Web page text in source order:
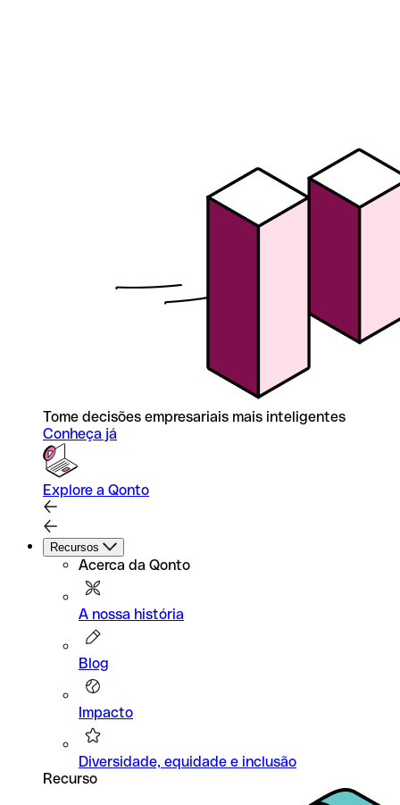
Tome decisões empresariais mais inteligentes
Conheça já
Explore a Qonto
Recursos
Acerca da Qonto
A nossa história
Blog
Impacto
Diversidade, equidade e inclusão
Recurso